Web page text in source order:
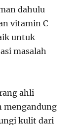
dahulu
vitamin C
untuk
masalah
ahli
mengandung
kulit dari